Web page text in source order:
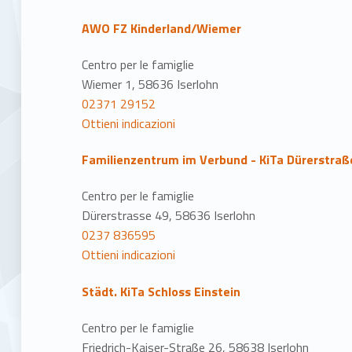
AWO FZ Kinderland/Wiemer
Centro per le famiglie
Wiemer 1, 58636 Iserlohn
02371 29152
Ottieni indicazioni
Familienzentrum im Verbund - KiTa
Centro per le famiglie
Dürerstrasse 49, 58636 Iserlohn
0237 836595
Ottieni indicazioni
Städt. KiTa Schloss Einstein
Centro per le famiglie
Friedrich-Kaiser-Straße 26, 58638 Iserlohn